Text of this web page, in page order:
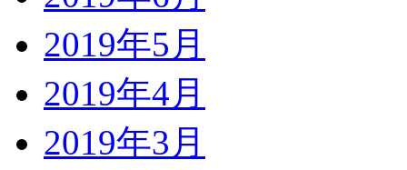
2019年5月
2019年4月
2019年3月